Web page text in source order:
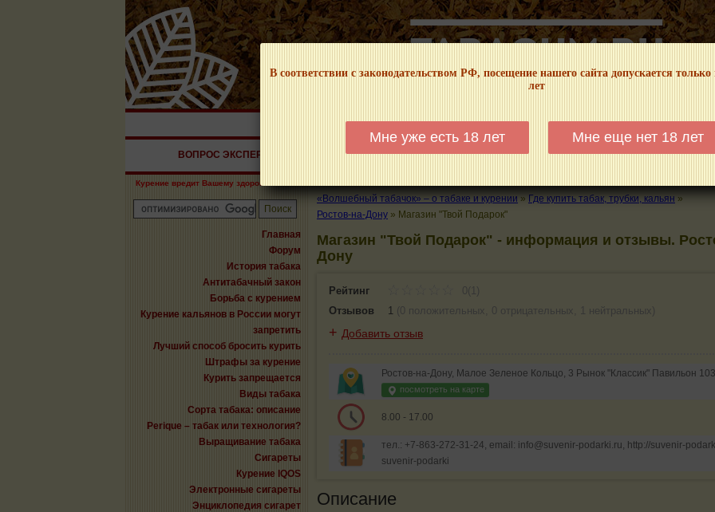
В соответствии с законодательством РФ, посещение нашего сайта допускается
лет
Мне уже есть 18 лет Мне еще нет 18 лет
НАШ ПОРТАЛ – ИНФОРМАЦИОННЫЙ! МЫ НЕ ЗАНИМАЕМСЯ ПРОДАЖЕЙ И РЕКЛАМОЙ
ВОПРОС ЭКСПЕРТУ КАЛЬЯНЫ ТРУБКИ ГДЕ КУПИТЬ ГДЕ ПОКУРИТЬ КУРЕНИЕ И
Курение вредит Вашему здоровью!
Главная
Форум
История табака
Антитабачный закон
Борьба с курением
Курение кальянов в России могут
запретить
Лучший способ бросить курить
Штрафы за курение
Курить запрещается
Виды табака
Сорта табака: описание
Perique – табак или технология?
Выращивание табака
Сигареты
Курение IQOS
Электронные сигареты
Энциклопедия сигарет
«Волшебный табачок» – о табаке и курении » Где купить табак, трубки, кальян »
Ростов-на-Дону » Магазин "Твой Подарок"
Магазин "Твой Подарок" - информация и отзывы.
Дону
Рейтинг
0(1)
Отзывов
1 ( 0 положительных 0 отрицательных 1 нейтральных )
+ Добавить отзыв
Ростов-на-Дону, Малое Зеленое Кольцо, 3 Рынок "Классик" Павильон
посмотреть на карте
8.00 - 17.00
тел.: +7-863-272-31-24, email: info@suvenir-podarki.ru, http://suvenir-
suvenir-podarki
Описание